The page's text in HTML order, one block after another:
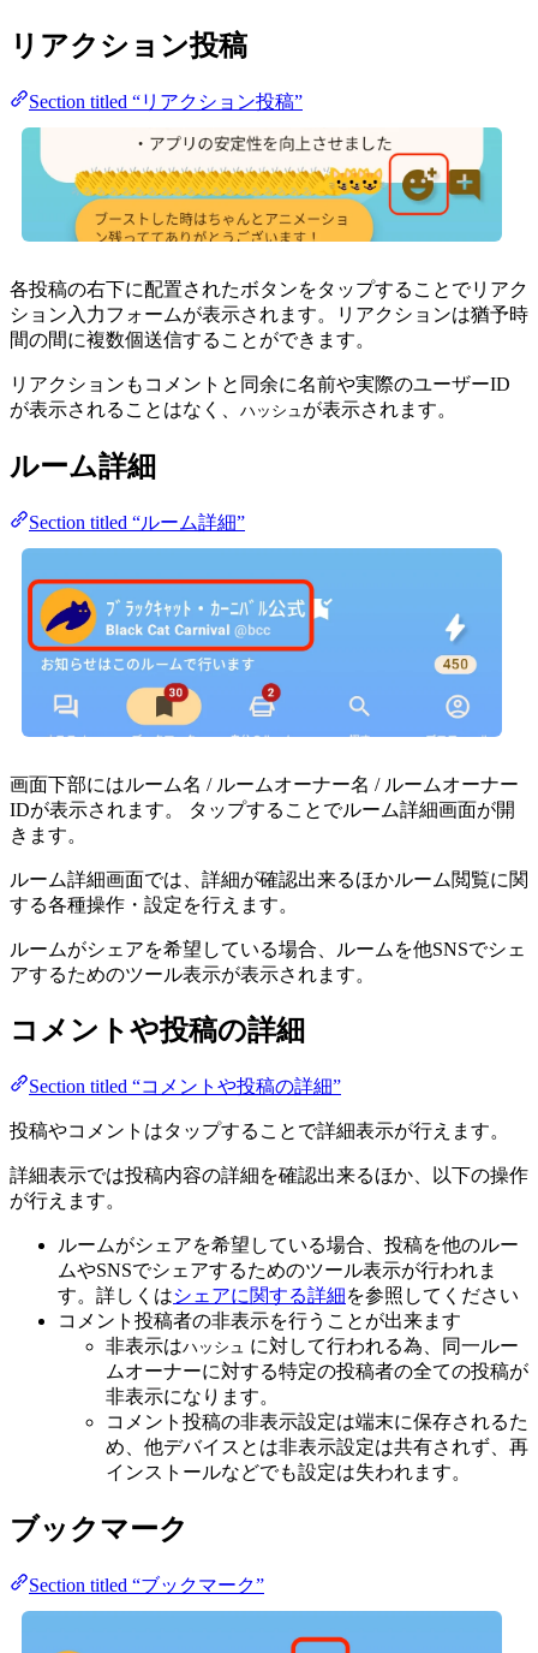
リアクション投稿
Section titled “リアクション投稿”
各投稿の右下に配置されたボタンをタップすることでリアク
ション入力フォームが表示されます。リアクションは猶予時
間の間に複数個送信することができます。
リアクションもコメントと同余に名前や実際のユーザーID
が表示されることはなく、 ハッシュ が表示されます。
ルーム詳細
Section titled “ルーム詳細”
画面下部にはルーム名 / ルームオーナー名 / ルームオーナー
IDが表示されます。 タップすることでルーム詳細画面が開
きます。
ルーム詳細画面では、詳細が確認出来るほかルーム閲覧に関
する各種操作・設定を行えます。
ルームがシェアを希望している場合、ルームを他SNSでシェ
アするためのツール表示が表示されます。
コメントや投稿の詳細
Section titled “コメントや投稿の詳細”
投稿やコメントはタップすることで詳細表示が行えます。
詳細表示では投稿内容の詳細を確認出来るほか、以下の操作
が行えます。
ルームがシェアを希望している場合、投稿を他のルー
ムやSNSでシェアするためのツール表示が行われま
す。詳しくはシェアに関する詳細を参照してください
コメント投稿者の非表示を行うことが出来ます
非表示はハッシュ に対して行われる為、同一ルー
ムオーナーに対する特定の投稿者の全ての投稿が
非表示になります。
コメント投稿の非表示設定は端末に保存されるた
め、他デバイスとは非表示設定は共有されず、再
インストールなどでも設定は失われます。
ブックマーク
Section titled “ブックマーク”